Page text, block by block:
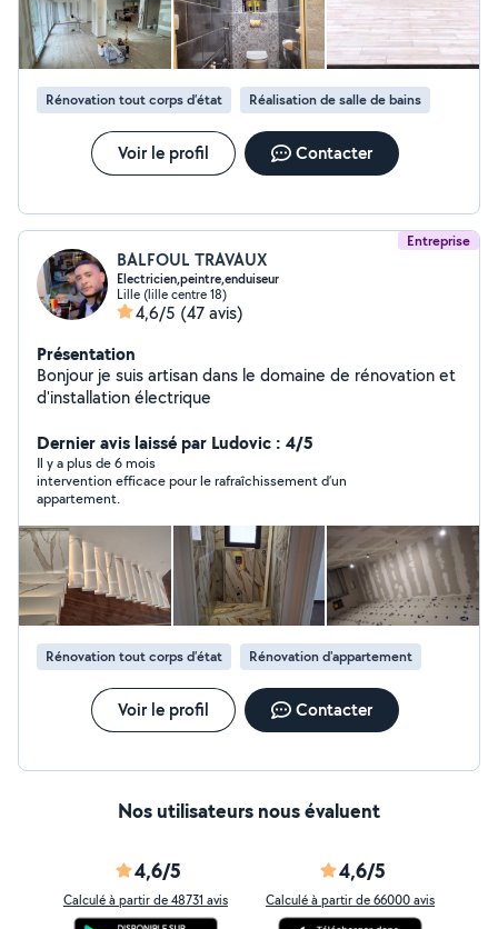
Rénovation tout corps d’état Réalisation de salle de bains
Voir le profil Contacter
Entreprise
BALFOUL TRAVAUX
Electricien,peintre,enduiseur
Lille (lille centre 18)
4,6/5 (47 avis)
Présentation
Bonjour je suis artisan dans le domaine de rénovation et
d'installation électrique
Dernier avis laissé par Ludovic : 4/5
Il y a plus de 6 mois
intervention efficace pour le rafraîchissement d’un
appartement.
Rénovation tout corps d’état Rénovation d'appartement
Voir le profil Contacter
Nos utilisateurs nous évaluent
4,6/5
Calculé à partir de 48731 avis
4,6/5
Calculé à partir de 66000 avis